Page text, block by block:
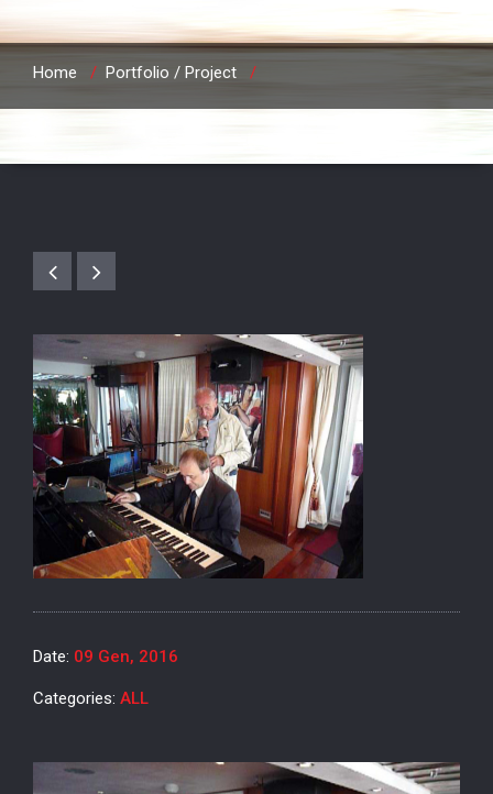
Home / Portfolio / Project /
Date: 09 Gen, 2016
Categories: ALL